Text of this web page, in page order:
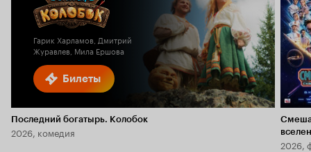
Билеты
Гарик Харламов, Дмитрий
Журавлев, Мила Ершова
Последний богатырь. Колобок
2026, комедия
2026,